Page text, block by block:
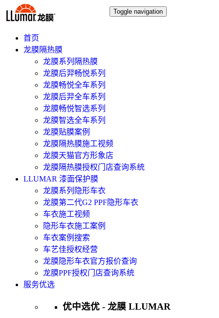
Toggle navigation
首页
龙膜隔热膜
龙膜系列隔热膜
龙膜后羿畅悦系列
龙膜畅悦全车系列
龙膜后羿全车系列
龙膜畅悦智选系列
龙膜智选全车系列
龙膜贴膜案例
龙膜隔热膜施工视频
龙膜天猫官方形象店
龙膜隔热膜授权门店查询系统
LLUMAR 漆面保护膜
龙膜系列隐形车衣
龙膜第二代G2 PPF隐形车衣
车衣施工视频
隐形车衣施工案例
车衣案例搜索
车艺佳授权经营
龙膜隐形车衣官方报价查询
龙膜PPF授权门店查询系统
服务优选
优中选优 - 龙膜 LLUMAR